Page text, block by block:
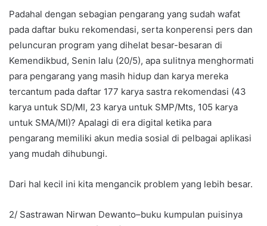
Padahal dengan sebagian pengarang yang sudah wafat
pada daftar buku rekomendasi, serta konperensi pers dan
peluncuran program yang dihelat besar-besaran di
Kemendikbud, Senin lalu (20/5), apa sulitnya menghormati
para pengarang yang masih hidup dan karya mereka
tercantum pada daftar 177 karya sastra rekomendasi (43
karya untuk SD/MI, 23 karya untuk SMP/Mts, 105 karya
untuk SMA/MI)? Apalagi di era digital ketika para
pengarang memiliki akun media sosial di pelbagai aplikasi
yang mudah dihubungi.
Dari hal kecil ini kita mengancik problem yang lebih besar.
2/ Sastrawan Nirwan Dewanto–buku kumpulan puisinya